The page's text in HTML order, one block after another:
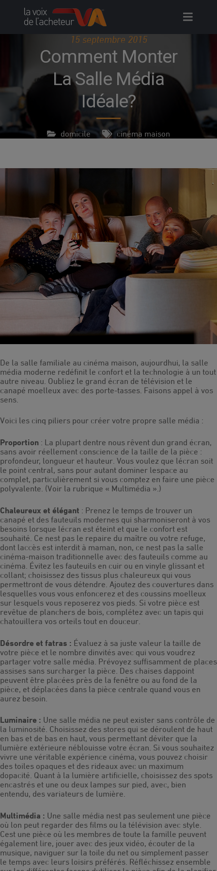
15 septembre 2015
Comment Monter
La Salle Média
Idéale?
domicile cinéma maison
De la salle familiale au cinéma maison, aujourdhui, la salle
média moderne redéfinit le confort et la technologie à un tout
autre niveau. Oubliez le grand écran de télévision et le
canapé moelleux avec des porte-tasses. Faisons appel à vos
sens.
Voici les cinq piliers pour créer votre propre salle média :
Proportion : La plupart dentre nous rêvent dun grand écran,
sans avoir réellement conscience de la taille de la pièce :
profondeur, longueur et hauteur. Vous voulez que lécran soit
le point central, sans pour autant dominer lespace au
complet, particulièrement si vous comptez en faire une pièce
polyvalente. (Voir la rubrique « Multimédia ».)
Chaleureux et élégant : Prenez le temps de trouver un
canapé et des fauteuils modernes qui sharmoniseront à vos
besoins lorsque lécran est éteint et que le confort est
souhaité. Ce nest pas le repaire du maître ou votre refuge,
dont laccès est interdit à maman, non, ce nest pas la salle
cinéma-maison traditionnelle avec des fauteuils comme au
cinéma. Évitez les fauteuils en cuir ou en vinyle glissant et
collant; choisissez des tissus plus chaleureux qui vous
permettront de vous détendre. Ajoutez des couvertures dans
lesquelles vous vous enfoncerez et des coussins moelleux
sur lesquels vous reposerez vos pieds. Si votre pièce est
revêtue de planchers de bois, complétez avec un tapis qui
chatouillera vos orteils tout en douceur.
Désordre et fatras : Évaluez à sa juste valeur la taille de
votre pièce et le nombre dinvités avec qui vous voudrez
partager votre salle média. Prévoyez suffisamment de places
assises sans surcharger la pièce. Des chaises dappoint
peuvent être placées près de la fenêtre ou au fond de la
pièce, et déplacées dans la pièce centrale quand vous en
aurez besoin.
Luminaire : Une salle média ne peut exister sans contrôle de
la luminosité. Choisissez des stores qui se déroulent de haut
en bas et de bas en haut, vous permettant déviter que la
lumière extérieure néblouisse votre écran. Si vous souhaitez
vivre une véritable expérience cinéma, vous pouvez choisir
des toiles opaques et des rideaux avec un maximum
dopacité. Quant à la lumière artificielle, choisissez des spots
encastrés et une ou deux lampes sur pied, avec, bien
entendu, des variateurs de lumière.
Multimédia : Une salle média nest pas seulement une pièce
où lon peut regarder des films ou la télévision avec style.
Cest une pièce où les membres de toute la famille peuvent
également lire, jouer avec des jeux vidéo, écouter de la
musique, naviguer sur la toile du net ou simplement passer
le temps avec leurs loisirs préférés. Réfléchissez ensemble